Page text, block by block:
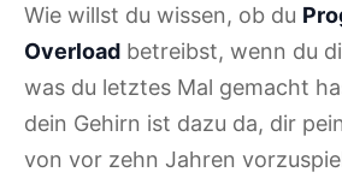
Wie willst du wissen, ob du
Overload betreibst, wenn du
was du letztes Mal gemacht
dein Gehirn ist dazu da, dir
von vor zehn Jahren